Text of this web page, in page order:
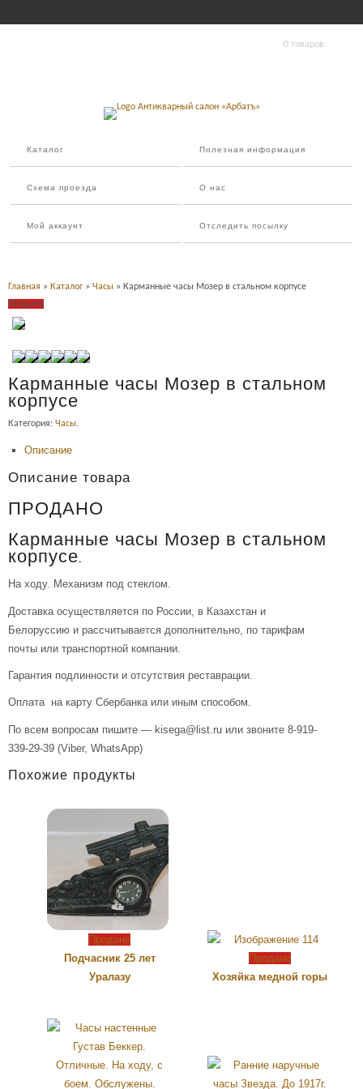
0 товаров
Каталог Полезная информация
Схема проезда О нас
Мой аккаунт Отследить посылку
Главная » Каталог » Часы » Карманные часы Мозер в стальном корпусе
Продано
Карманные часы Мозер в стальном
корпусе
Категория: Часы.
Описание
Описание товара
ПРОДАНО
Карманные часы Мозер в стальном
корпусе.
На ходу. Механизм под стеклом.
Доставка осуществляется по России, в Казахстан и
Белоруссию и рассчитывается дополнительно, по тарифам
почты или транспортной компании.
Гарантия подлинности и отсутствия реставрации.
Оплата на карту Сбербанка или иным способом.
По всем вопросам пишите — kisega@list.ru или звоните 8-919-
339-29-39 (Viber, WhatsApp)
Похожие продукты
Продано
Подчасник 25 лет
Уралазу
Продано
Хозяйка медной горы